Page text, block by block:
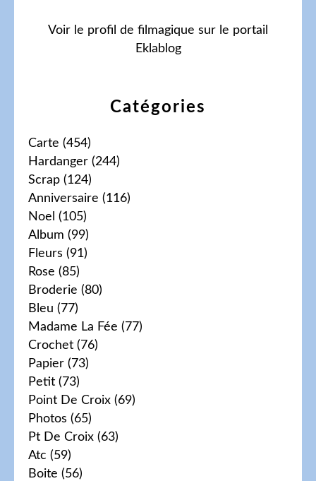
Catégories
Carte (454)
Hardanger (244)
Scrap (124)
Anniversaire (116)
Noel (105)
Album (99)
Fleurs (91)
Rose (85)
Broderie (80)
Bleu (77)
Madame La Fée (77)
Crochet (76)
Papier (73)
Petit (73)
Point De Croix (69)
Photos (65)
Pt De Croix (63)
Atc (59)
Boite (56)
Voir le profil de filmagique sur le portail
Eklablog